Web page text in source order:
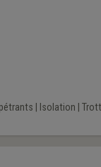
Isolation